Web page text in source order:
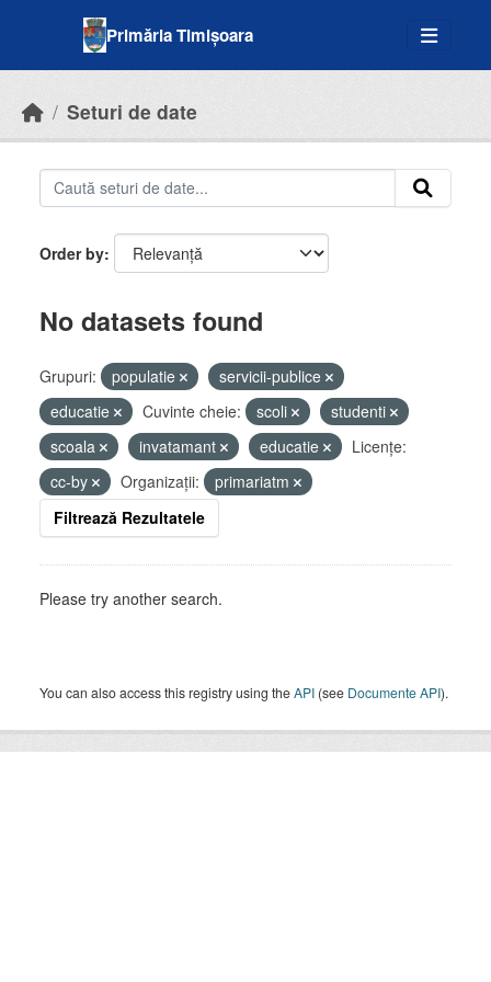
Primăria Timișoara
Seturi de date
Order by
No datasets found
Grupuri: populatie
servicii-publice
educatie
Cuvinte cheie: scoli
studenti
scoala
invatamant educatie
Licenţe:
cc-by
Organizații:
primariatm
Filtrează Rezultatele
Please try another search.
You can also access this registry using theAPI (see Documente API).